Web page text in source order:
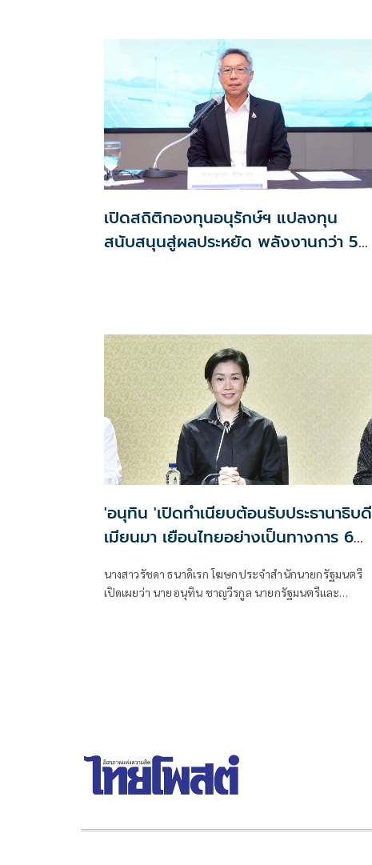
เปิดสถิติกองทุนอนุรักษ์ฯ แปลงทุน
สนับสนุนสู่ผลประหยัด พลังงานกว่า 5
'อนุทิน 'เปิดทำเนียบต้อนรับประธานาธิบดี
เมียนมา เยือนไทยอย่างเป็นทางการ 6–
นางสาวรัชดา ธนาดิเรก โฆษกประจำสำนักนายกรัฐมนตรี
เปิดเผยว่า นายอนุทิน ชาญวีรกูล นายกรัฐมนตรีและ